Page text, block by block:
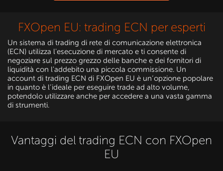
FXOpen EU: trading ECN per esperti
Un sistema di trading di rete di comunicazione elettronica
(ECN) utilizza l'esecuzione di mercato e ti consente di
negoziare sul prezzo grezzo delle banche e dei fornitori di
liquidità con l'addebito una piccola commissione. Un
account di trading ECN di FXOpen EU è un’opzione popolare
in quanto è l’ideale per eseguire trade ad alto volume,
potendolo utilizzare anche per accedere a una vasta gamma
di strumenti.
Vantaggi del trading ECN con FXOpen
EU